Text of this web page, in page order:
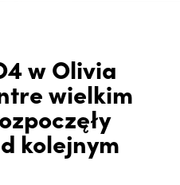
w Olivia
wielkim
kolejnym